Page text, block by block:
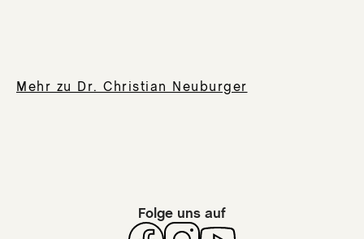
Mehr zu Dr. Christian Neuburger
Folge uns auf